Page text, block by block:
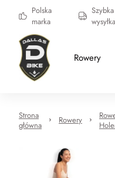
Polska
marka
Szybka
wysyłka
Rowery
Strona
główna
Rowery